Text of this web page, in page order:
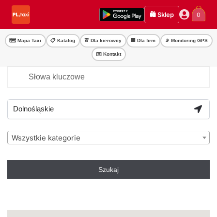
Przejdź
nawigacji
Przejdź
treści
🛍️ Sklep 0
🗺️ Mapa Taxi 📋 Katalog 🚖 Dla kierowcy 🏢 Dla firm 📡 Monitoring GPS
✉️ Kontakt
Wszystkie kategorie
Szukaj